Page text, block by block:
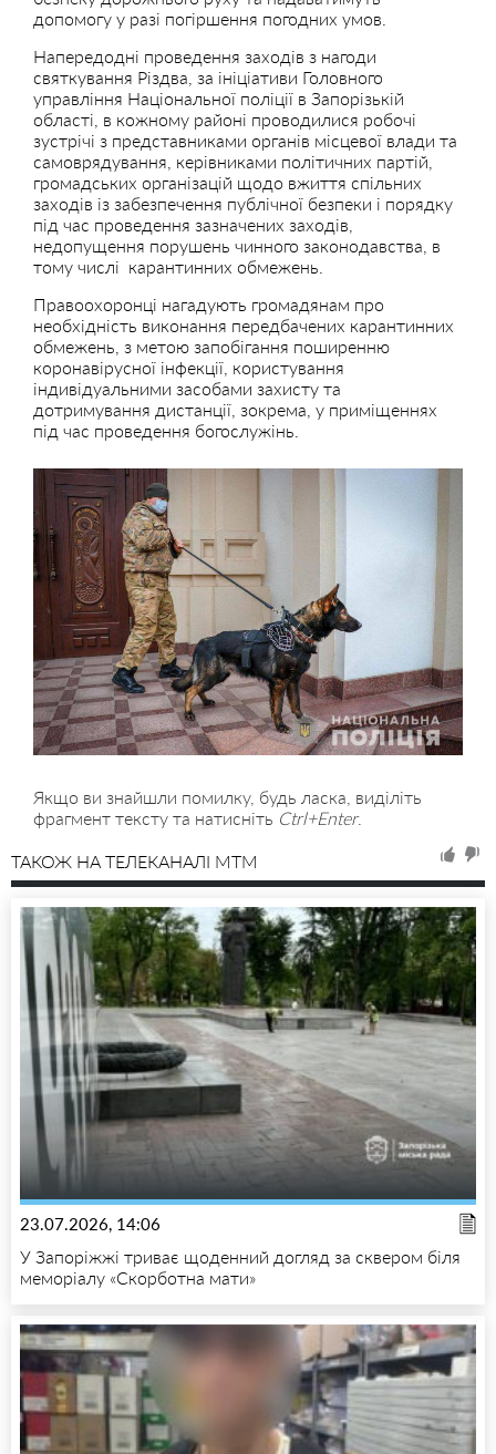
допомогу у разі погіршення погодних умов.
Напередодні проведення заходів з нагоди
святкування Різдва, за ініціативи Головного
управління Національної поліції в Запорізькій
області, в кожному районі проводилися робочі
зустрічі з представниками органів місцевої влади та
самоврядування, керівниками політичних партій,
громадських організацій щодо вжиття спільних
заходів із забезпечення публічної безпеки і порядку
під час проведення зазначених заходів,
недопущення порушень чинного законодавства, в
тому числі карантинних обмежень.
Правоохоронці нагадують громадянам про
необхідність виконання передбачених карантинних
обмежень, з метою запобігання поширенню
коронавірусної інфекції, користування
індивідуальними засобами захисту та
дотримування дистанції, зокрема, у приміщеннях
під час проведення богослужінь.
Якщо ви знайшли помилку, будь ласка, виділіть
фрагмент тексту та натисніть Ctrl+Enter.
ТАКОЖ НА ТЕЛЕКАНАЛІ MTM
23.07.2026, 14:06
У Запоріжжі триває щоденний догляд за сквером біля
меморіалу «Скорботна мати»